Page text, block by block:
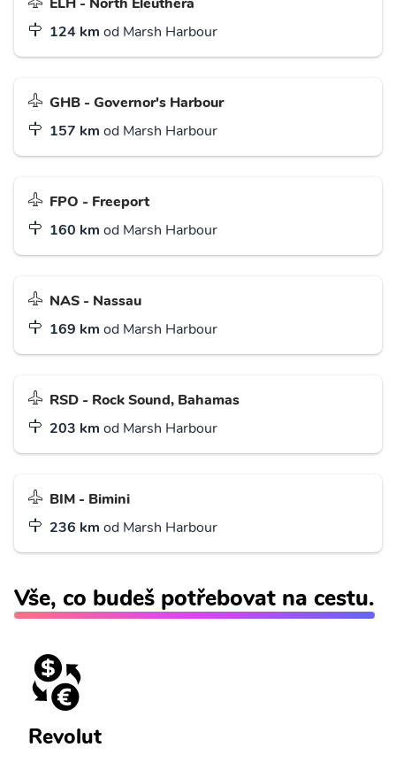
124 km od Marsh Harbour
GHB - Governor's Harbour
157 km od Marsh Harbour
FPO - Freeport
160 km od Marsh Harbour
NAS - Nassau
169 km od Marsh Harbour
RSD - Rock Sound, Bahamas
203 km od Marsh Harbour
BIM - Bimini
236 km od Marsh Harbour
Vše, co budeš potřebovat na cestu.
Revolut